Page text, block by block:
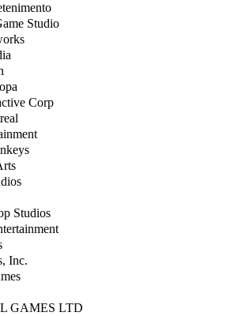
Studio
Corp
Studios
Inc.
GAMES LTD